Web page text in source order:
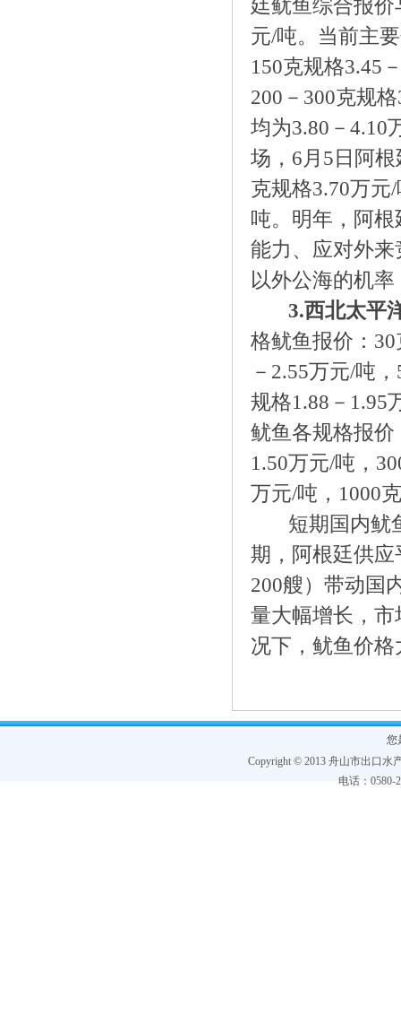
廷鱿鱼综合报价
元/吨。当前主
150克规格3.45
200－300克规
均为3.80－4.10
场，6月5日阿
克规格3.70万元
吨。明年，阿
能力、应对外
以外公海的机
3.西北太平
格鱿鱼报价：
－2.55万元/吨
规格1.88－1.95
鱿鱼各规格报价
1.50万元/吨，
万元/吨，1000
短期国内鱿鱼
期，阿根廷供
200艘）带动国
量大幅增长，
况下，鱿鱼价
您
Copyright © 2013 舟山市出口水
电话：0580-